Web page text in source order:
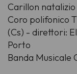
Carillon natalizio
Coro polifonico
(Cs) - direttori:
Porto
Banda Musicale